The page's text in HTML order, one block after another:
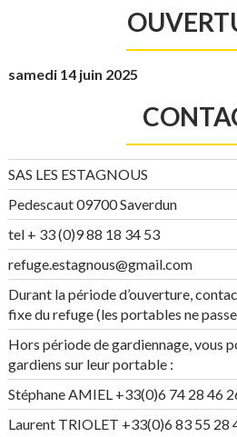
samedi 14 juin 2025
SAS LES ESTAGNOUS
Pedescaut 09700 Saverdun
tel + 33 (0)9 88 18 34 53
refuge.estagnous@gmail.com
Durant la période d’ouverture,
fixe du refuge (les portables ne
Hors période de gardiennage, vous
gardiens sur leur portable :
Stéphane AMIEL +33(0)6 74 28 46
Laurent TRIOLET +33(0)6 83 55 28